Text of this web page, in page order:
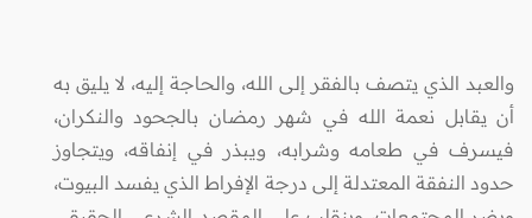
والعبد الذي يتصف بالفقر إلى الله، والحاجة إليه، لا يليق به
أن يقابل نعمة الله في شهر رمضان بالجحود والنكران،
فيسرف في طعامه وشرابه، ويبذر في إنفاقه، ويتجاوز
حدود النفقة المعتدلة إلى درجة الإفراط الذي يفسد البيوت،